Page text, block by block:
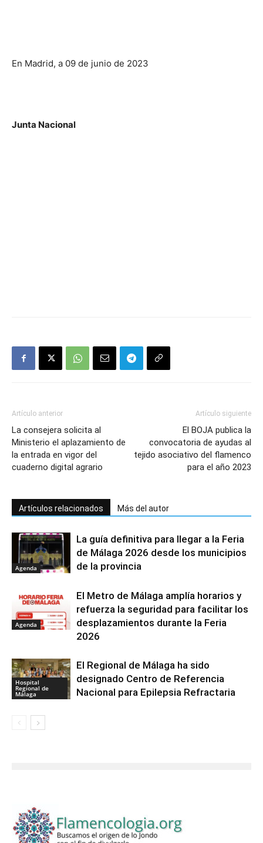
En Madrid, a 09 de junio de 2023
Junta Nacional
Artículo anterior
La consejera solicita al
Ministerio el aplazamiento de
la entrada en vigor del
cuaderno digital agrario
Artículo siguiente
El BOJA publica la
convocatoria de ayudas al
tejido asociativo del flamenco
para el año 2023
Artículos relacionados Más del autor
Agenda
La guía definitiva para llegar a la Feria
de Málaga 2026 desde los municipios
de la provincia
Agenda
El Metro de Málaga amplía horarios y
refuerza la seguridad para facilitar los
desplazamientos durante la Feria
2026
Hospital
Regional de
Málaga
El Regional de Málaga ha sido
designado Centro de Referencia
Nacional para Epilepsia Refractaria